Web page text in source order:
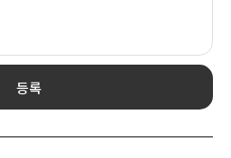
등록